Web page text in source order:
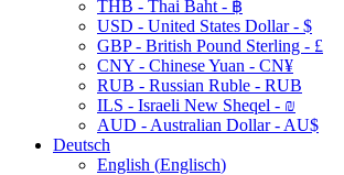
THB - Thai Baht - ฿
USD - United States Dollar - $
GBP - British Pound Sterling - £
CNY - Chinese Yuan - CN¥
RUB - Russian Ruble - RUB
ILS - Israeli New Sheqel - ₪
AUD - Australian Dollar - AU$
Deutsch
English (Englisch)